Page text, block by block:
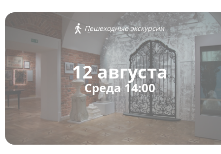
Пешеходные экскурсии
12 августа
Среда 14:00